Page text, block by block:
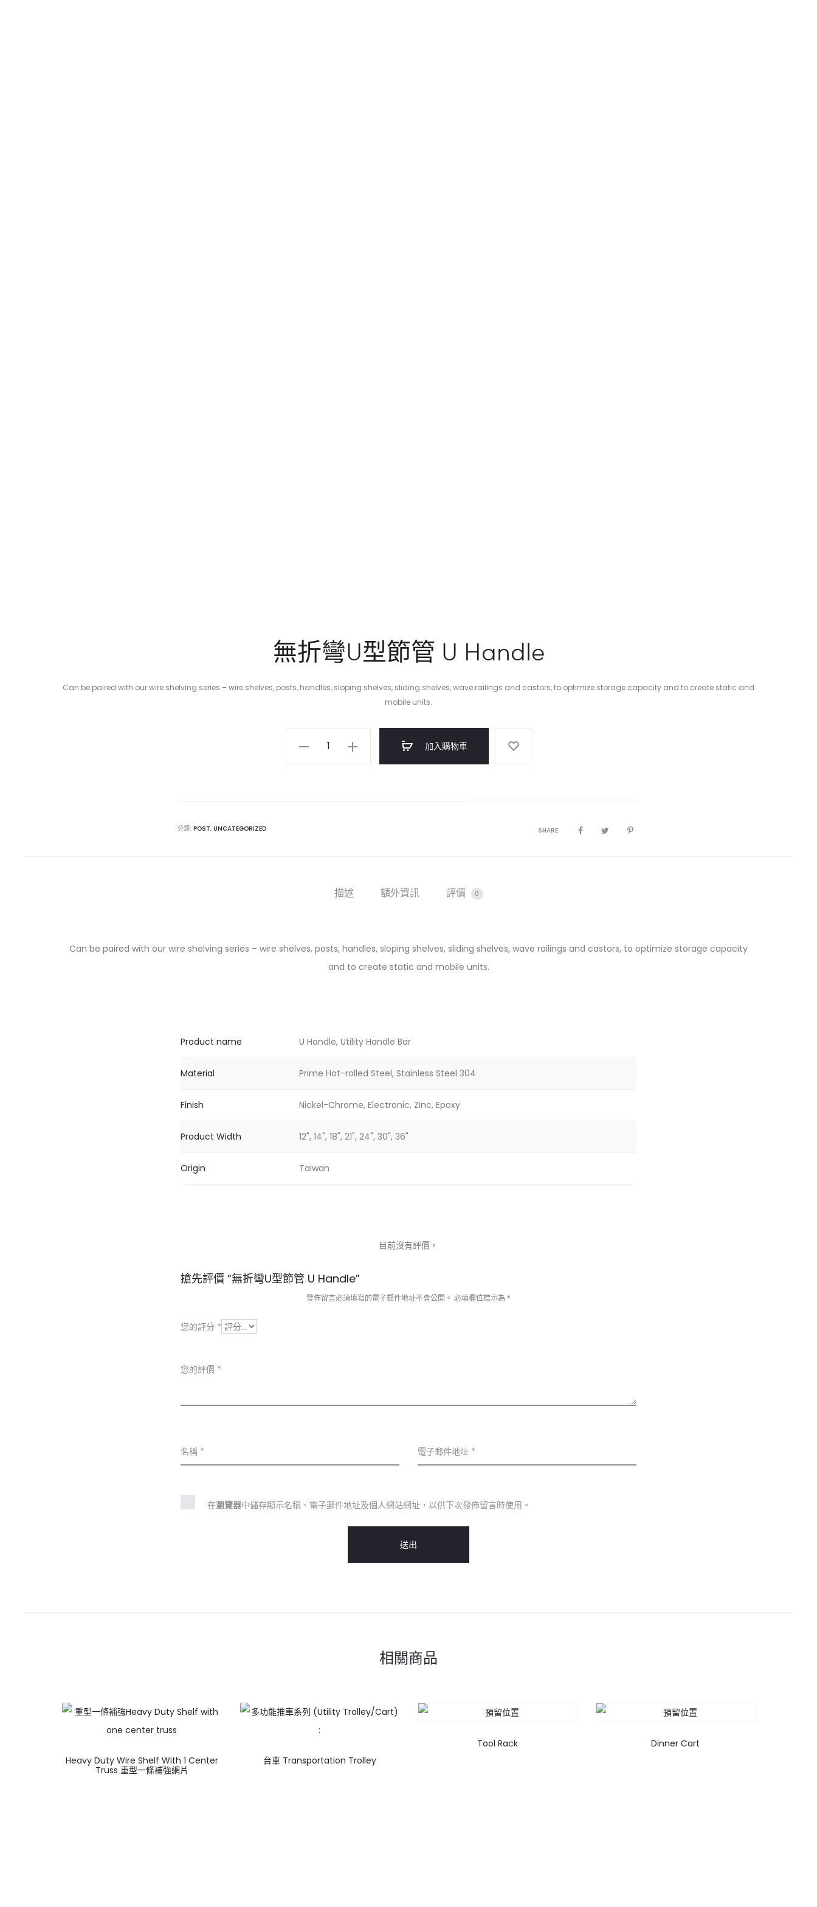
無折彎U型節管 U Handle
Can be paired with our wire shelving series – wire shelves, posts, handles, sloping shelves, sliding shelves, wave railings and castors, to optimize storage capacity and to create static and
mobile units.
加入購物車
分類: POST, UNCATEGORIZED SHARE
描述 額外資訊 評價 0
Can be paired with our wire shelving series – wire shelves, posts, handles, sloping shelves, sliding shelves, wave railings and castors, to optimize storage capacity
and to create static and mobile units.
Product name U Handle, Utility Handle Bar
Material Prime Hot-rolled Steel, Stainless Steel 304
Finish Nickel-Chrome, Electronic, Zinc, Epoxy
Product Width 12", 14", 18", 21", 24", 30", 36"
Origin Taiwan
商
評
目前沒有評價。
搶先評價 “無折彎U型節管 U Handle”
發佈留言必須填寫的電子郵件地址不會公開。 必填欄位標示為 *
您的評分 *
您的評價 *
名稱 * 電子郵件地址 *
在瀏覽器中儲存顯示名稱、電子郵件地址及個人網站網址，以供下次發佈留言時使用。
相關商品
Heavy Duty Wire Shelf With 1 Center
Truss 重型一條補強網片
台車 Transportation Trolley
Tool Rack Dinner Cart